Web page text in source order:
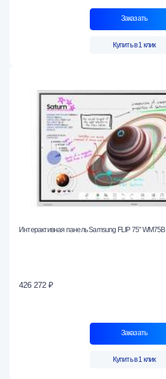
Заказать
Купить в 1 клик
Интерактивная панель Samsung FLIP 75" WM75B
426 272 ₽
Заказать
Купить в 1 клик